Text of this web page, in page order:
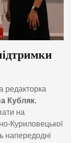
редакторка
Кубляк.
на
Куриловецької
напередодні